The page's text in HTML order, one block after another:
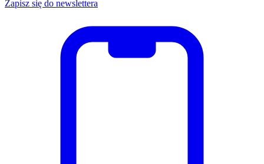
Zapisz się do newslettera